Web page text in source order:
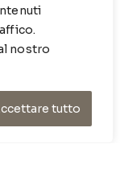
nostro
tutto